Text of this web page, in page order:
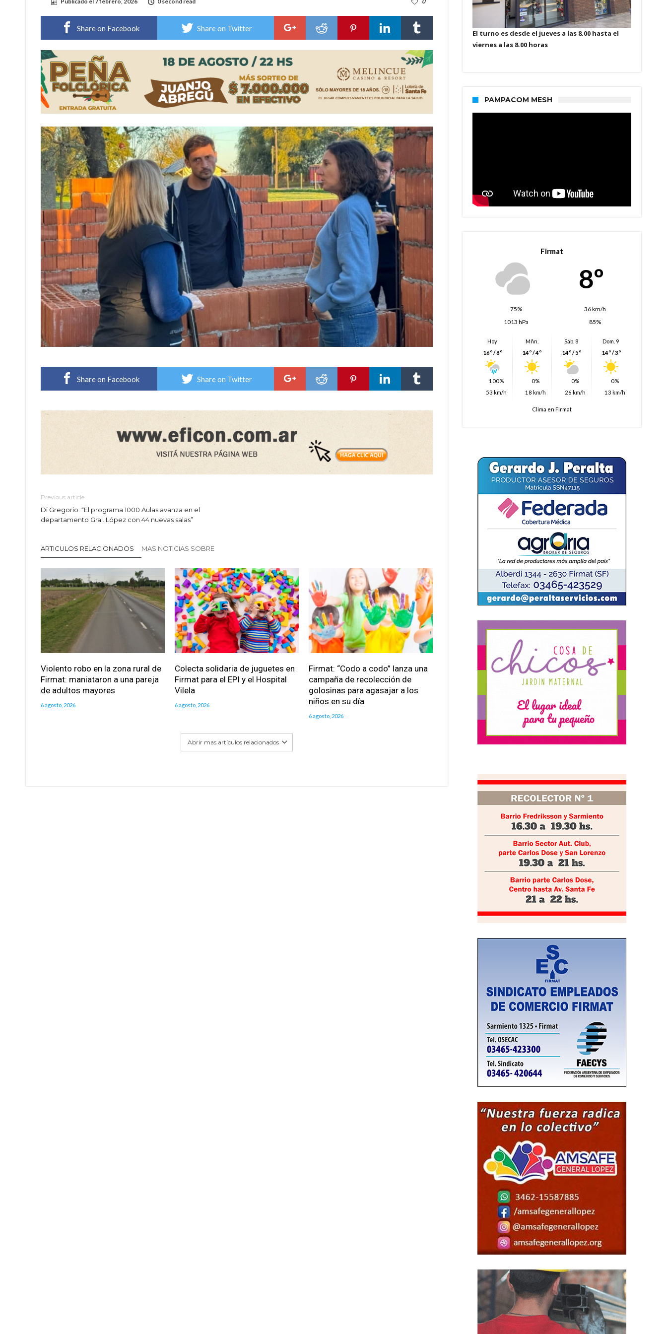
Elortondo: avanza el plan de pavimentación con la licitación de cinco nuevas cuadras
Share on Facebook Share on Twitter
Share on Facebook Share on Twitter
Previous article
Di Gregorio: “El programa 1000 Aulas avanza en el
departamento Gral. López con 44 nuevas salas”
ARTICULOS RELACIONADOS MAS NOTICIAS SOBRE
Violento robo en la zona rural de
Firmat: maniataron a una pareja
de adultos mayores
6 agosto, 2026
Colecta solidaria de juguetes en
Firmat para el EPI y el Hospital
Vilela
6 agosto, 2026
Firmat: “Codo a codo” lanza una
campaña de recolección de
golosinas para agasajar a los
niños en su día
6 agosto, 2026
Abrir mas artículos relacionados
El turno es desde el jueves a las 8.00 hasta el
viernes a las 8.00 horas
PAMPACOM MESH
Firmat
8º
75%
36 km/h
1013 hPa
85%
Hoy
16º / 8º
100%
53 km/h
Mñn.
14º / 4º
0%
18 km/h
Sáb. 8
14º / 5º
0%
26 km/h
Dom. 9
14º / 3º
0%
13 km/h
Clima en Firmat